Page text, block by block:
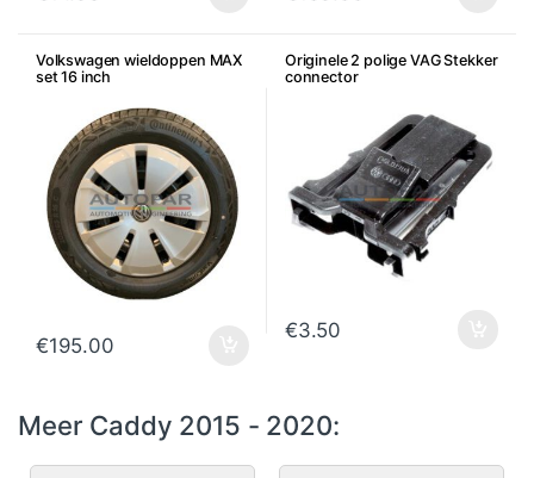
Volkswagen wieldoppen MAX
set 16 inch
€195.00
Originele 2 polige VAG Stekker
connector
€3.50
Meer Caddy 2015 - 2020: